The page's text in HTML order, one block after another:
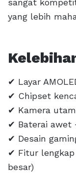
sangat
yang lebih
✔ Layar
✔ Chipset
✔ Kamera
✔ Baterai awet
✔ Desain
✔ Fitur lengkap
besar)